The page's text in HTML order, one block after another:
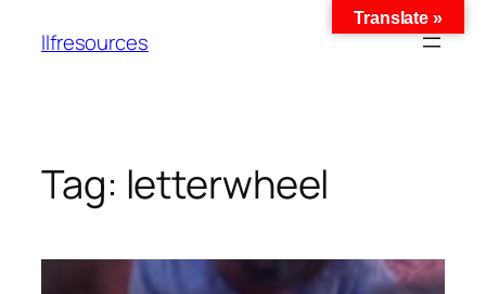
llfresources
Tag: letterwheel
Translate »